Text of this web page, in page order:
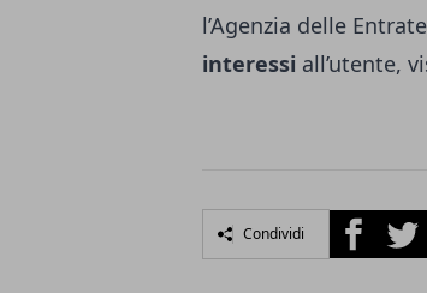
l’Agenzia delle
interessi all’utente,
Condividi Facebook